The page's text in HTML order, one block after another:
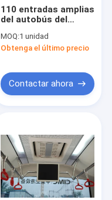
110 entradas amplias
del autobús del
aeropuerto de la
lanzadera
MOQ:1 unidad
Obtenga el último precio
Contactar ahora